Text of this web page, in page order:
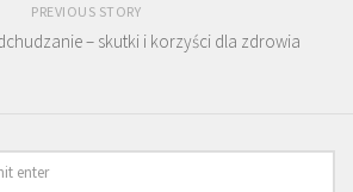
PREVIOUS STORY
– skutki i korzyści dla zdrowia